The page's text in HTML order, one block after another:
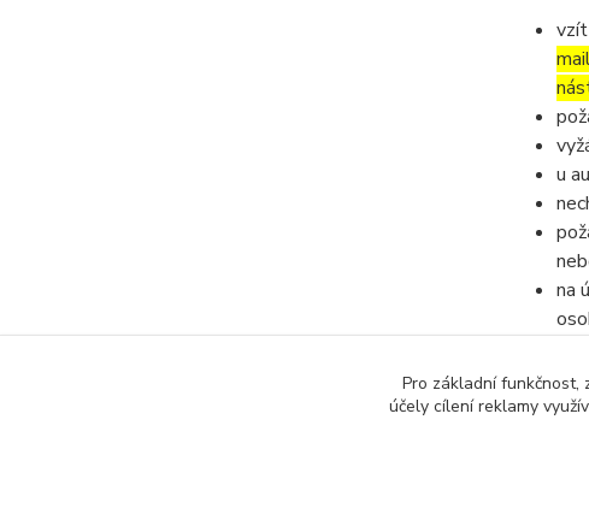
u
na
na
Pro základní funkčnost,
účely cílení reklamy